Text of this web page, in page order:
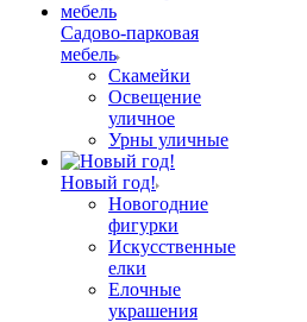
Садово-парковая
мебель
Скамейки
Освещение
уличное
Урны уличные
Новый год!
Новогодние
фигурки
Искусственные
елки
Елочные
украшения